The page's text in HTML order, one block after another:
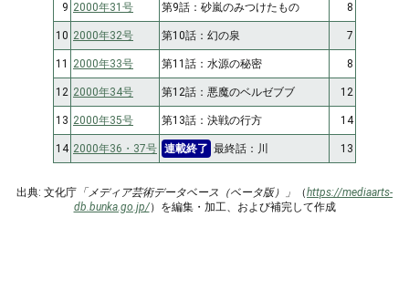
9 2000年31号 第9話：砂嵐のみつけたもの 8
10 2000年32号 第10話：幻の泉 7
11 2000年33号 第11話：水源の秘密 8
12 2000年34号 第12話：悪魔のベルゼブブ 12
13 2000年35号 第13話：決戦の行方 14
14 2000年36・37号 連載終了 最終話：川 13
出典: 文化庁 「メディア芸術データベース（ベータ版）」 （https://mediaarts-
db.bunka.go.jp/）を編集・加工、および補完して作成